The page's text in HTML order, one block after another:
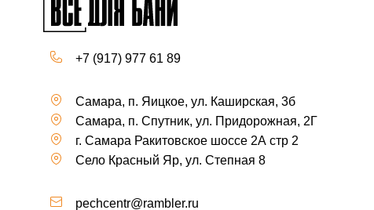
+7 (917) 977 61 89
Самара, п. Яицкое, ул. Каширская, 3б
Самара, п. Спутник, ул. Придорожная, 2Г
г. Самара Ракитовское шоссе 2А стр 2
Село Красный Яр, ул. Степная 8
pechcentr@rambler.ru